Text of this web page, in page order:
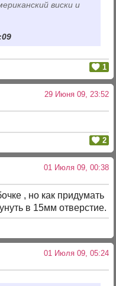
виски и
1
29 Июня 09, 23:52
2
01 Июля 09, 00:38
, но как придумать
в 15мм отверстие.
01 Июля 09, 05:24